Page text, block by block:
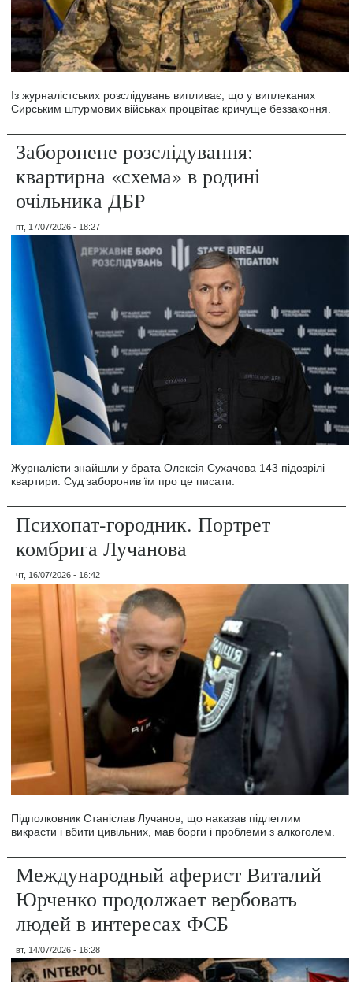
Із журналістських розслідувань випливає, що у виплеканих
Сирським штурмових військах процвітає кричуще беззаконня.
Заборонене розслідування:
квартирна «схема» в родині
очільника ДБР
пт, 17/07/2026 - 18:27
Журналісти знайшли у брата Олексія Сухачова 143 підозрілі
квартири. Суд заборонив їм про це писати.
Психопат-городник. Портрет
комбрига Лучанова
чт, 16/07/2026 - 16:42
Підполковник Станіслав Лучанов, що наказав підлеглим
викрасти і вбити цивільних, мав борги і проблеми з алкоголем.
Международный аферист Виталий
Юрченко продолжает вербовать
людей в интересах ФСБ
вт, 14/07/2026 - 16:28